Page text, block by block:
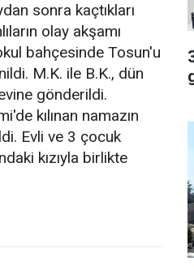
sonra kaçtıkları
olay akşamı
bahçesinde Tosun'u
M.K. ile B.K., dün
gönderildi.
kılınan namazın
Evli ve 3 çocuk
kızıyla birlikte